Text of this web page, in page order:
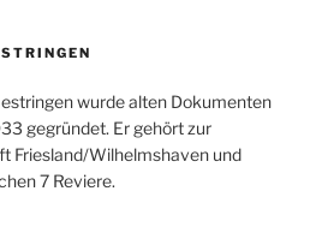
wurde alten Dokumenten
gegründet. Er gehört zur
Friesland/Wilhelmshaven und
7 Reviere.